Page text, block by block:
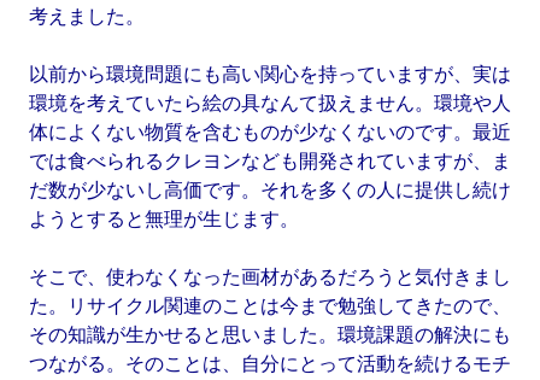
考えました。
以前から環境問題にも高い関心を持っていますが、実は
環境を考えていたら絵の具なんて扱えません。環境や人
体によくない物質を含むものが少なくないのです。最近
では食べられるクレヨンなども開発されていますが、ま
だ数が少ないし高価です。それを多くの人に提供し続け
ようとすると無理が生じます。
そこで、使わなくなった画材があるだろうと気付きまし
た。リサイクル関連のことは今まで勉強してきたので、
その知識が生かせると思いました。環境課題の解決にも
つながる。そのことは、自分にとって活動を続けるモチ